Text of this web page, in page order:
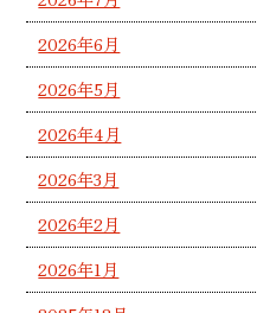
2026年6月
2026年5月
2026年4月
2026年3月
2026年2月
2026年1月